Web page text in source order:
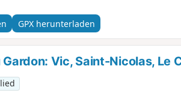
GPX herunterladen
Gardon: Vic, Saint-Nicolas, Le